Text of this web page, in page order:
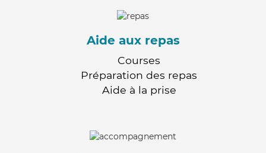
Aide aux repas
Courses
Préparation des repas
Aide à la prise